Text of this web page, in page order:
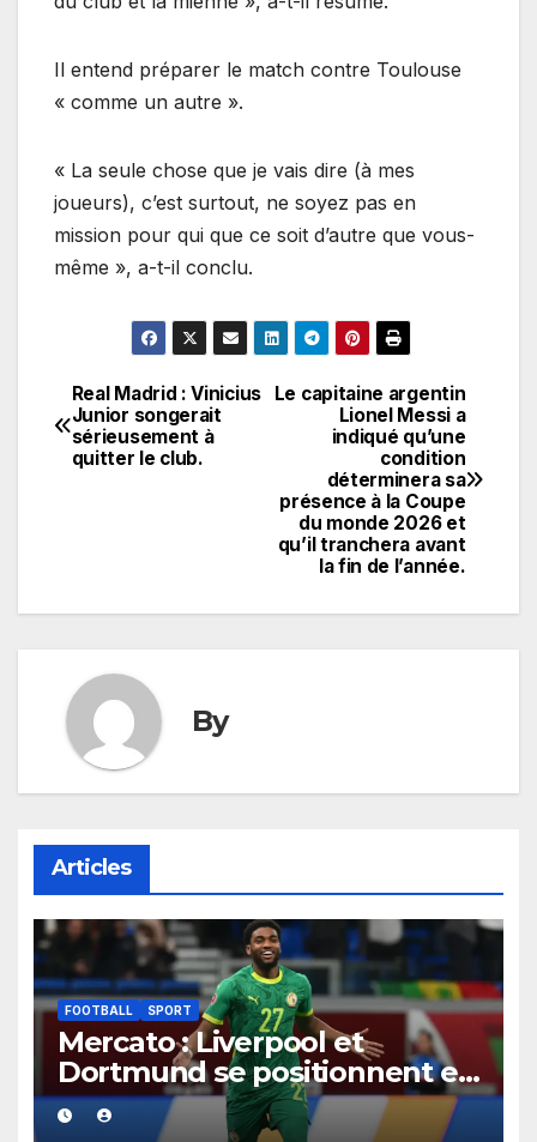
Il entend préparer le match contre Toulouse
« comme un autre ».
« La seule chose que je vais dire (à mes
joueurs), c’est surtout, ne soyez pas en
mission pour qui que ce soit d’autre que vous-
même », a-t-il conclu.
Navigation
de
Le capitaine argentin
Lionel Messi a
indiqué qu’une
condition
déterminera sa
présence à la Coupe
du monde 2026 et
qu’il tranchera avant
la fin de l’année.
Real Madrid : Vinicius
Junior songerait
sérieusement à
quitter le club.
By
Articles
FOOTBALL SPORT
Mercato : Liverpool et
Dortmund se positionnent en
favoris pour recruter Ibrahim
Mbaye